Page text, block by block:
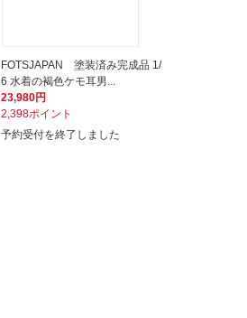
FOTSJAPAN 塗装済み完成品 1/
6 水着の褐色ケモ耳男...
23,980円
2,398ポイント
予約受付を終了しました